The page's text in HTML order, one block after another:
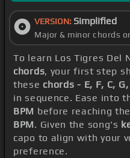
VERSION: Simplified
Major & minor chords
To learn Los Tigres Del
chords, your first step
these chords - E, F, C, G,
in sequence. Ease into
BPM before reaching
BPM. Given the song's
capo to align with your
preference.